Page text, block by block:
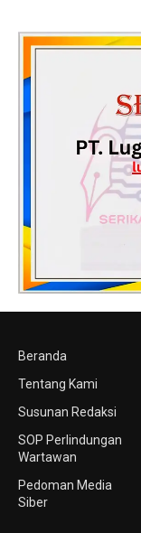
Beranda
Tentang Kami
Susunan Redaksi
SOP Perlindungan
Wartawan
Pedoman Media
Siber